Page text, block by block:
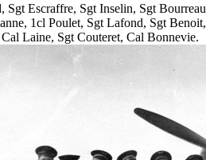
Sgt Escraffre, Sgt Inselin, Sgt
1cl Poulet, Sgt Lafond, Sgt
Laine, Sgt Couteret, Cal Bonnevie.